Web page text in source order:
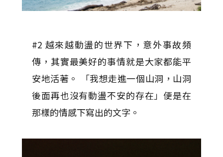
#2 越來越動盪的世界下，意外事故頻
傳，其實最美好的事情就是大家都能平
安地活著。 「我想走進一個山洞，山洞
後面再也沒有動盪不安的存在」便是在
那樣的情感下寫出的文字。